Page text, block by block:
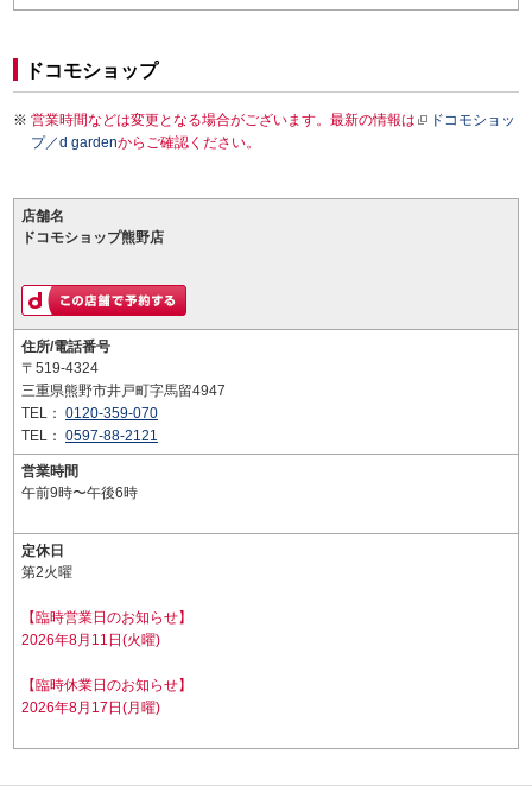
ドコモショップ
営業時間などは変更となる場合がございます。最新の情報は
ドコモショッ
プ／d gardenからご確認ください。
店舗名
ドコモショップ熊野店
住所/電話番号
〒519-4324
三重県熊野市井戸町字馬留4947
TEL： 0120-359-070
TEL： 0597-88-2121
営業時間
午前9時〜午後6時
定休日
第2火曜
【臨時営業日のお知らせ】
2026年8月11日(火曜)
【臨時休業日のお知らせ】
2026年8月17日(月曜)